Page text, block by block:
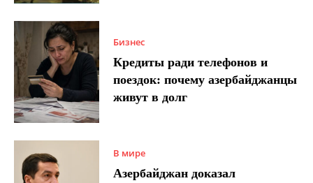
Бизнес
Кредиты ради телефонов и
поездок: почему азербайджанцы
живут в долг
В мире
Азербайджан доказал